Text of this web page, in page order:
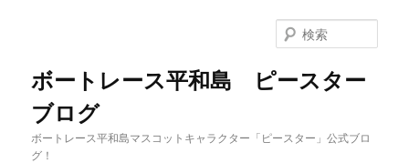
ボートレース平和島 ピースター
ブログ
ボートレース平和島マスコットキャラクター「ピースター」公式ブロ
グ！
索